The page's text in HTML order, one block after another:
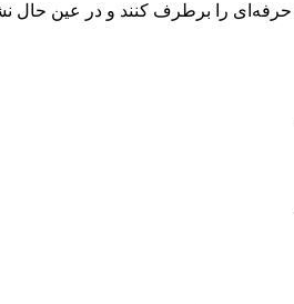
حرفه‌ای را برطرف کنند و در عین حال